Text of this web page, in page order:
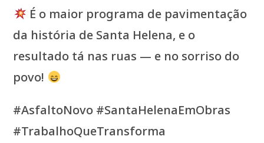
É o maior programa de pavimentação
da história de Santa Helena, e o
resultado tá nas ruas — e no sorriso do
povo!
#AsfaltoNovo #SantaHelenaEmObras
#TrabalhoQueTransforma